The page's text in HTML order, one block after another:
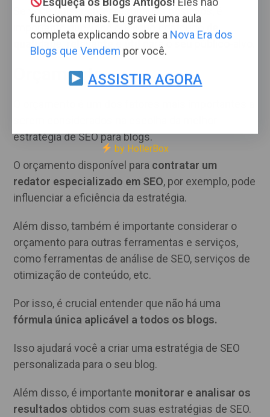
Se você quiser obter resultados positivos, é
importante que você publique conteúdo
qualidade, relevante e útil
para o seu público-alvo.
Orçamento
estratégia de SEO para blogs.
O orçamento disponível para contratar um
redator especializado em SEO, por exemplo, pode
influenciar a eficiência da estratégia.
Além disso, também é importante considerar o
orçamento para outras ferramentas e serviços,
como ferramentas de análise de SEO, serviços de
otimização de conteúdo, etc.
Por isso, é crucial entender que não há uma
fórmula única aplicável a todos os blogs.
Isso ajudará você a criar uma estratégia de SEO
personalizada para o seu blog.
Além disso, é importante monitorar e analisar os
resultados obtidos com suas estratégias de SEO.
funcionam mais. Eu gravei uma aula
completa explicando sobre a Nova Era dos
Blogs que Vendem por você.
ASSISTIR AGORA
by HollerBox